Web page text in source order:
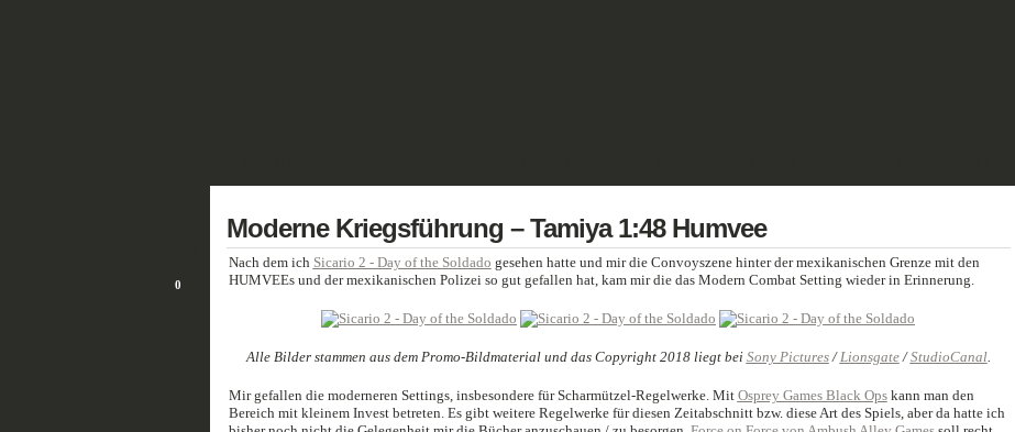
0
Moderne Kriegsführung – Tamiya 1:48 Humvee
Nach dem ich Sicario 2 - Day of the Soldado gesehen hatte und mir die Convoyszene hinter der mexikanischen Grenze mit den
HUMVEEs und der mexikanischen Polizei so gut gefallen hat, kam mir die das Modern Combat Setting wieder in Erinnerung.
Alle Bilder stammen aus dem Promo-Bildmaterial und das Copyright 2018 liegt bei Sony Pictures/Lionsgate/StudioCanal.
Mir gefallen die moderneren Settings, insbesondere für Scharmützel-Regelwerke. Mit Osprey Games Black Opskann man den
Bereich mit kleinem Invest betreten. Es gibt weitere Regelwerke für diesen Zeitabschnitt bzw. diese Art des Spiels, aber da hatte ich